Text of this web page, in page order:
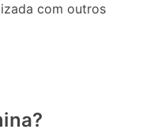
com outros